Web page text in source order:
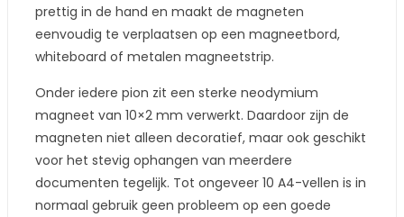
prettig in de hand en maakt de magneten
eenvoudig te verplaatsen op een magneetbord,
whiteboard of metalen magneetstrip.
Onder iedere pion zit een sterke neodymium
magneet van 10×2 mm verwerkt. Daardoor zijn de
magneten niet alleen decoratief, maar ook geschikt
voor het stevig ophangen van meerdere
documenten tegelijk. Tot ongeveer 10 A4-vellen is in
normaal gebruik geen probleem op een goede